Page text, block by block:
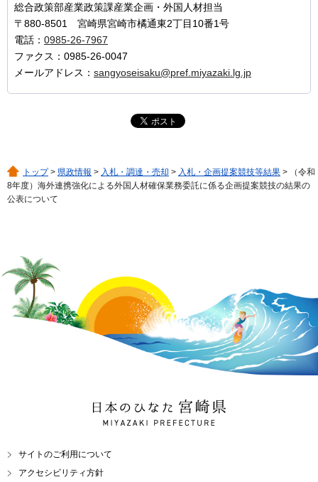
総合政策部産業政策課産業企画・外国人材担当
〒880-8501 宮崎県宮崎市橘通東2丁目10番1号
電話： 0985-26-7967
ファクス：0985-26-0047
メールアドレス： sangyoseisaku@pref.miyazaki.lg.jp
トップ> 県政情報 > 入札・調達・売却 > 入札・企画提案競技等結果 > （令和
8年度）海外連携強化による外国人材確保業務委託に係る企画提案競技の結果の
公表について
日本のひなた 宮崎県
MIYAZAKI PREFECTURE
サイトのご利用について
アクセシビリティ方針